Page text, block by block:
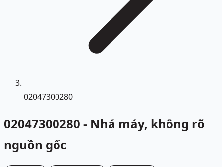
02047300280
02047300280 - Nhá máy, không rõ
nguồn gốc